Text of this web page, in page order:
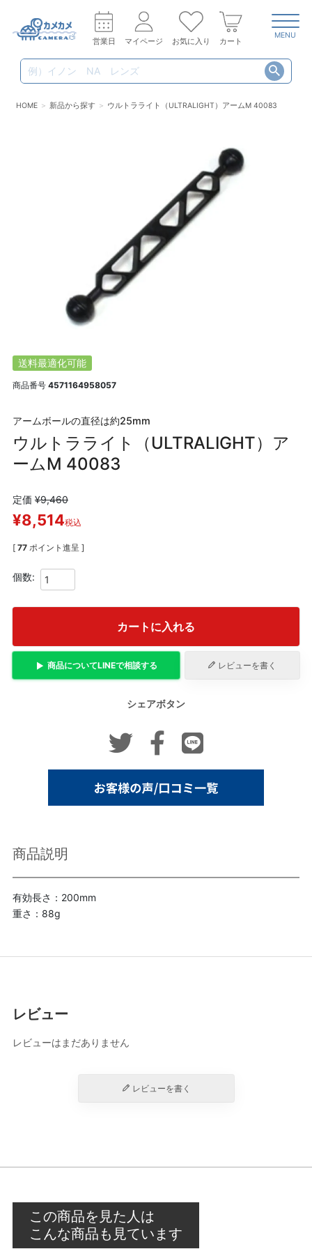
営業日 マイページ お気に入り カート
MENU
HOME 新品から探す ウルトラライト（ULTRALIGHT）アームM 40083
送料最適化可能
商品番号 4571164958057
アームボールの直径は約25mm
ウルトラライト（ULTRALIGHT）ア
ームM 40083
定価 ¥9,460
¥8,514税込
[ 77 ポイント進呈 ]
カートに入れる
商品についてLINEで相談する レビューを書く
シェアボタン
商品説明
有効長さ：200mm
重さ：88g
レビュー
レビューはまだありません
レビューを書く
この商品を見た人は
こんな商品も見ています